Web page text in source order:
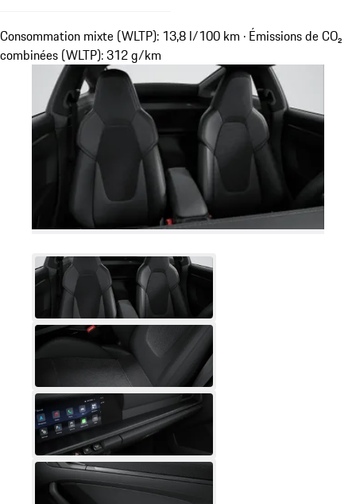
Consommation mixte (WLTP): 13,8 l/100 km · Émissions de CO₂
combinées (WLTP): 312 g/km